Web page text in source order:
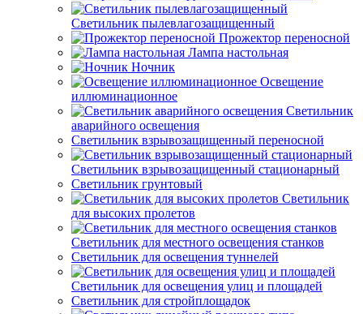
Светильник пылевлагозащищенный
Прожектор переносной
Лампа настольная
Ночник
Освещение
иллюминационное
Светильник
аварийного освещения
Светильник взрывозащищенный переносной
Светильник взрывозащищенный стационарный
Светильник грунтовый
Светильник
для высоких пролетов
Светильник для местного освещения станков
Светильник для освещения туннелей
Светильник для освещения улиц и площадей
Светильник для стройплощадок